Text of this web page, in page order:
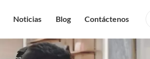
Noticias Blog Contáctenos